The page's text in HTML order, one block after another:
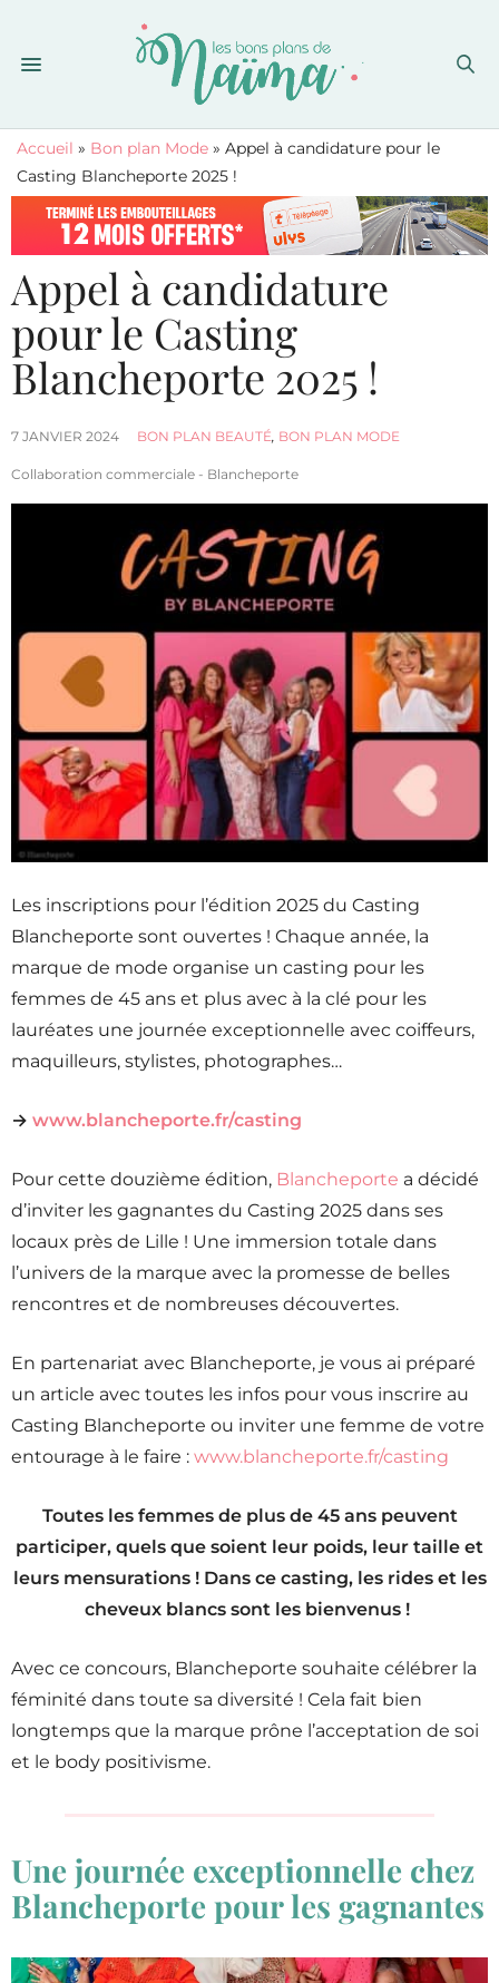
Accueil » Bon plan Mode » Appel à candidature pour le
Casting Blancheporte 2025 !
Appel à candidature
pour le Casting
Blancheporte 2025 !
7 JANVIER 2024 BON PLAN BEAUTÉ, BON PLAN MODE
Collaboration commerciale - Blancheporte
Les inscriptions pour l’édition 2025 du Casting
Blancheporte sont ouvertes ! Chaque année, la
marque de mode organise un casting pour les
femmes de 45 ans et plus avec à la clé pour les
lauréates une journée exceptionnelle avec coiffeurs,
maquilleurs, stylistes, photographes…
→ www.blancheporte.fr/casting
Pour cette douzième édition, Blancheporte a décidé
d’inviter les gagnantes du Casting 2025 dans ses
locaux près de Lille ! Une immersion totale dans
l’univers de la marque avec la promesse de belles
rencontres et de nombreuses découvertes.
En partenariat avec Blancheporte, je vous ai préparé
un article avec toutes les infos pour vous inscrire au
Casting Blancheporte ou inviter une femme de votre
entourage à le faire : www.blancheporte.fr/casting
Toutes les femmes de plus de 45 ans peuvent
participer, quels que soient leur poids, leur taille et
leurs mensurations ! Dans ce casting, les rides et les
cheveux blancs sont les bienvenus !
Avec ce concours, Blancheporte souhaite célébrer la
féminité dans toute sa diversité ! Cela fait bien
longtemps que la marque prône l’acceptation de soi
et le body positivisme.
Une journée exceptionnelle chez
Blancheporte pour les gagnantes